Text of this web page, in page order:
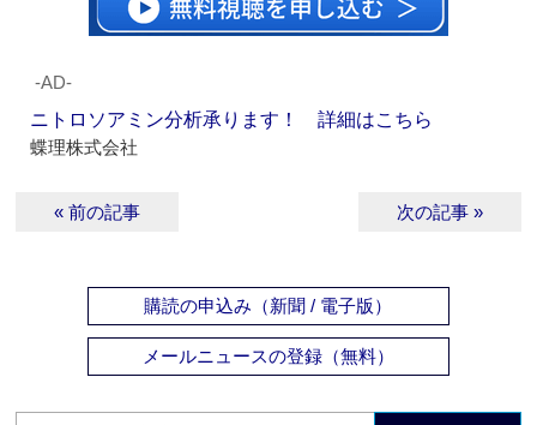
‐AD‐
ニトロソアミン分析承ります！ 詳細はこちら
蝶理株式会社
« 前の記事 次の記事 »
購読の申込み（新聞 / 電子版）
メールニュースの登録（無料）